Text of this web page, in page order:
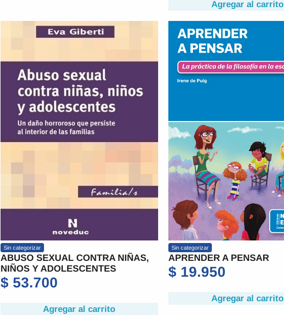
Agregar al carrito
Sin categorizar
ABUSO SEXUAL CONTRA NIÑAS,
NIÑOS Y ADOLESCENTES
$53.700
Agregar al carrito
Sin categorizar
APRENDER A PENSAR
$ 19.950
Agregar al carrito